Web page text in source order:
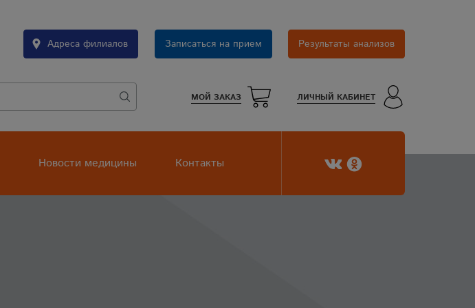
Адреса филиалов Записаться на прием Результаты анализов
МОЙ ЗАКАЗ ЛИЧНЫЙ КАБИНЕТ
Новости медицины Контакты